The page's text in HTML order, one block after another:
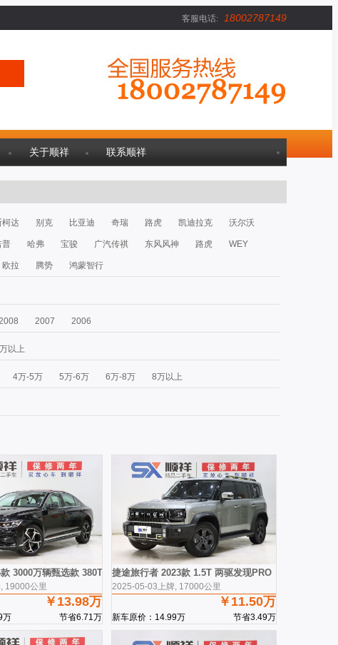
客服电话: 18002787149
关于顺祥 联系顺祥
柯达 别克 比亚迪 奇瑞 路虎 凯迪拉克 沃尔沃
普 哈弗 宝骏 广汽传祺 东风风神 路虎 WEY
欧拉 腾势 鸿蒙智行
2007 2006
以上
4万-5万 5万-6万 6万-8万 8万以上
3000万辆甄选款 380TSI DSG豪华型
19000公里
￥13.98万
万 节省6.71万
捷途旅行者 2023款 1.5T 两驱发现PRO
2025-05-03上牌, 17000公里
￥11.50万
新车原价：14.99万 节省3.49万